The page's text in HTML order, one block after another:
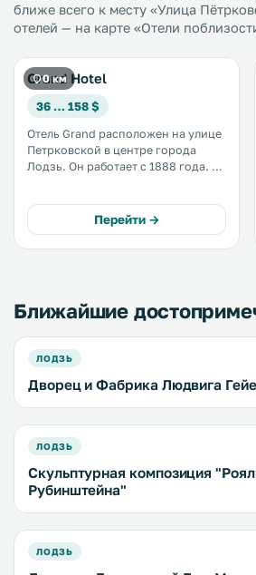
ближе всего к месту «Улица
отелей — на карте «Отели
0 км
Grand Hotel
36 … 158 $
Отель Grand расположен на улице
Петрковской в центре города
Лодзь. Он работает с 1888 года. К
каналами, а также рабочим столом
и бесплатным Wi-Fi. .
Перейти →
Ближайшие
ЛОДЗЬ
Дворец и Фабрика Людвига
ЛОДЗЬ
Скульптурная композиция
Рубинштейна"
ЛОДЗЬ